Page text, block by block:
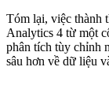
Tóm lại, việc thành
Analytics 4 từ một
phân tích tùy chỉnh
sâu hơn về dữ liệu